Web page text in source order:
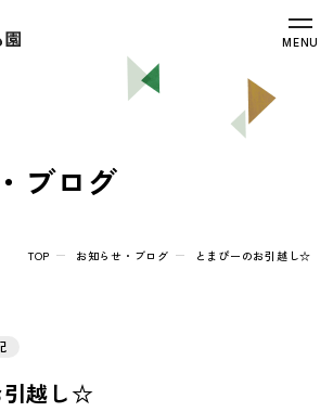
幼保連携型認定こども園 たかがみねこ
MENU
ブログ
TOP お知らせ・ブログ とまぴーのお引越し☆
引越し☆